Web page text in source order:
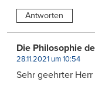
Antworten
Die Philosophie
28.11.2021 um 10:54
Sehr geehrter Herr